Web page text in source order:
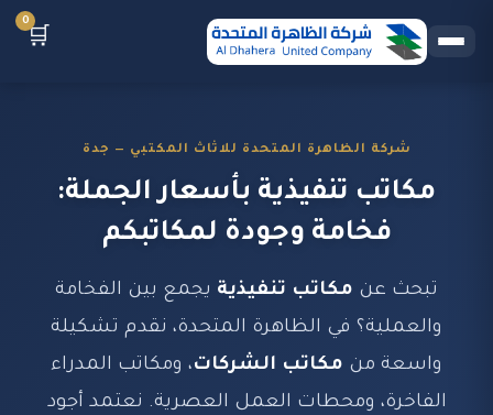
🛒
0
شركة الظاهرة المتحدة للاثاث المكتبي — جدة
مكاتب تنفيذية بأسعار الجملة:
فخامة وجودة لمكاتبكم
تبحث عن مكاتب تنفيذية يجمع بين الفخامة
والعملية؟ في الظاهرة المتحدة، نقدم تشكيلة
واسعة من مكاتب الشركات، ومكاتب المدراء
الفاخرة، ومحطات العمل العصرية. نعتمد أجود